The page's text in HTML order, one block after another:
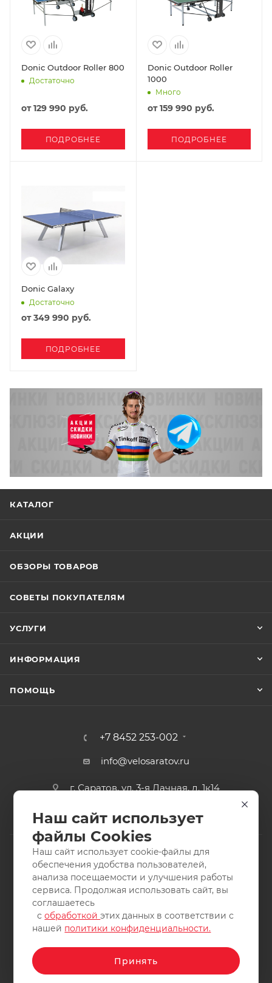
Donic Outdoor Roller 800
Достаточно
от129 990 руб.
ПОДРОБНЕЕ
Donic Outdoor Roller
1000
Много
от159 990 руб.
ПОДРОБНЕЕ
Donic Galaxy
Достаточно
от349 990 руб.
ПОДРОБНЕЕ
КАТАЛОГ
АКЦИИ
ОБЗОРЫ ТОВАРОВ
СОВЕТЫ ПОКУПАТЕЛЯМ
УСЛУГИ
ИНФОРМАЦИЯ
ПОМОЩЬ
+7 8452 253-002
info@velosaratov.ru
г. Саратов, ул. 3-я Дачная, д. 1к14
2011-2026 © интернет-магазин спортивных товаров
ВелоСаратов. Не является публичной офертой. Все права
защищены. Заимствование материалов и фотографий
запрещено.
Наш сайт использует
файлы Cookies
Наш сайт использует cookie-файлы для
обеспечения удобства пользователей,
анализа посещаемости и улучшения работы
сервиса. Продолжая использовать сайт, вы
соглашаетесь
собработкойэтих данных в соответствии с
нашей политики конфиденциальности.
Принять